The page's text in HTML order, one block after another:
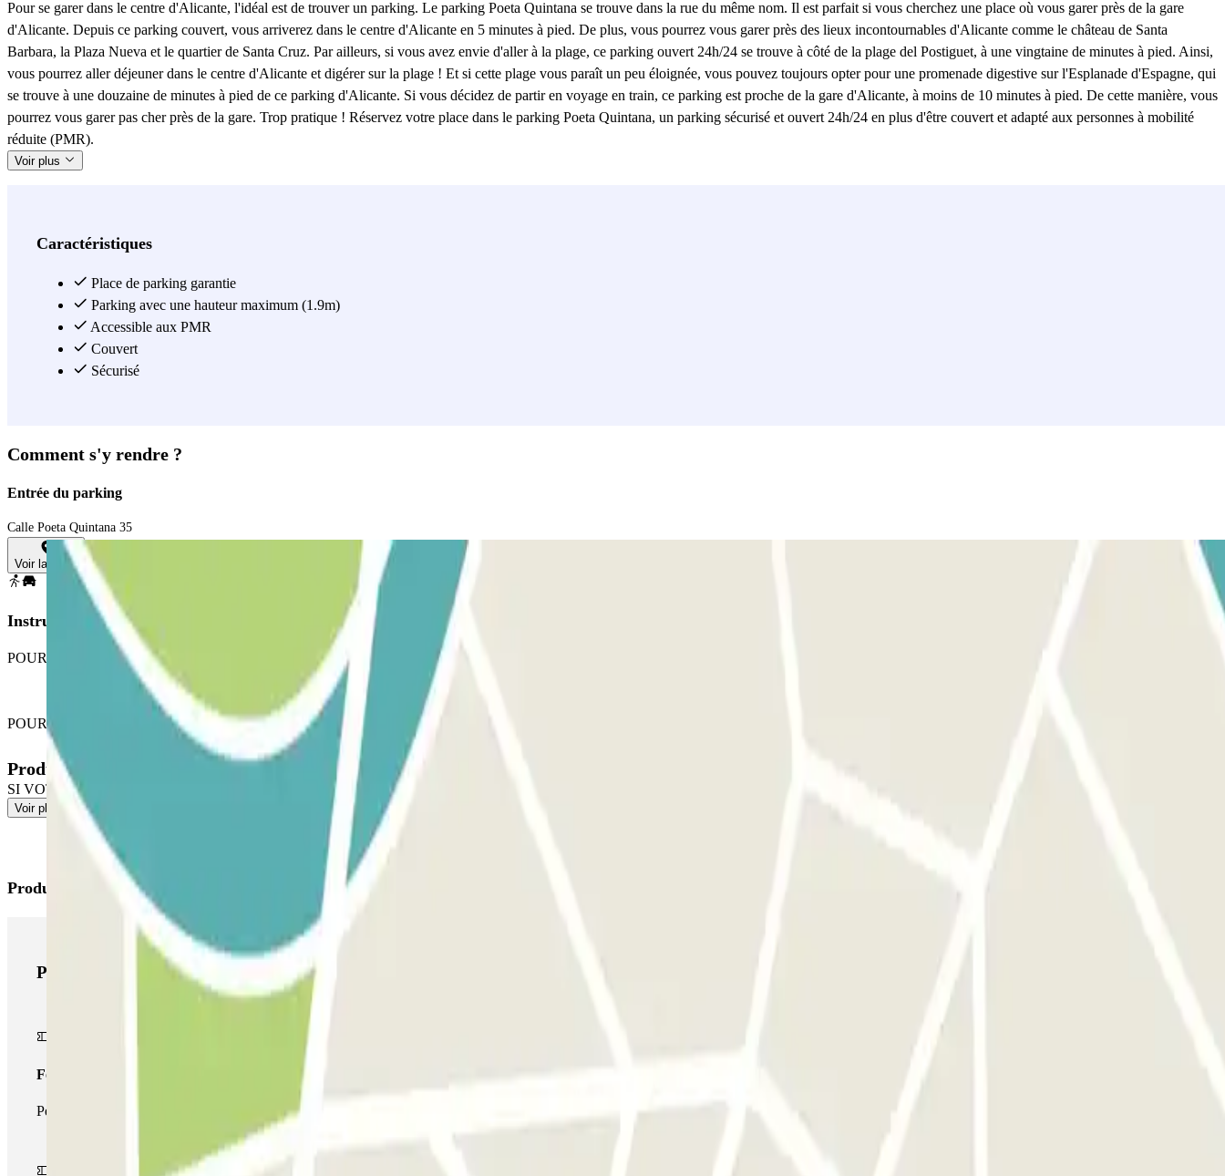
Pour se garer dans le centre d'Alicante, l'idéal est de trouver un parking. Le parking Poeta Quintana se trouve dans la rue du même nom. Il est parfait si vous cherchez une place où vous garer près de la gare
d'Alicante. Depuis ce parking couvert, vous arriverez dans le centre d'Alicante en 5 minutes à pied. De plus, vous pourrez vous garer près des lieux incontournables d'Alicante comme le château de Santa
Barbara, la Plaza Nueva et le quartier de Santa Cruz. Par ailleurs, si vous avez envie d'aller à la plage, ce parking ouvert 24h/24 se trouve à côté de la plage del Postiguet, à une vingtaine de minutes à pied. Ainsi,
vous pourrez aller déjeuner dans le centre d'Alicante et digérer sur la plage ! Et si cette plage vous paraît un peu éloignée, vous pouvez toujours opter pour une promenade digestive sur l'Esplanade d'Espagne, qui
se trouve à une douzaine de minutes à pied de ce parking d'Alicante. Si vous décidez de partir en voyage en train, ce parking est proche de la gare d'Alicante, à moins de 10 minutes à pied. De cette manière, vous
pourrez vous garer pas cher près de la gare. Trop pratique ! Réservez votre place dans le parking Poeta Quintana, un parking sécurisé et ouvert 24h/24 en plus d'être couvert et adapté aux personnes à mobilité
réduite (PMR).
Voir plus
Caractéristiques
Place de parking garantie
Parking avec une hauteur maximum (1.9m)
Accessible aux PMR
Couvert
Sécurisé
Comment s'y rendre ?
Entrée du parking
Calle Poeta Quintana 35
Voir la carte
Instructions
POUR OUVRIR LA BARRIÈRE : prenez un ticket. Garez-vous à n'importe quel emplacement libre. Rendez-vous à l'accueil avec votre bon d'échange Parclick et le ticket.
POUR SORTIR : rendez-vous à l'accueil avec votre bon d'échange Parclick pendant les horaires de présence du personnel.
SI VOTRE PASS PERMET DES ENTRÉES/SORTIES ILLIMITÉES : rendez-vous à l'accueil avec votre bon d'échange Parclick pendant les horaires de présence du personnel.
Voir plus
Produits disponibles
Produits Parclick
Produits Parclick
Forfait Simple
Pendant votre séjour, vous ne pourrez entrer et sortir du parking qu'une seule fois